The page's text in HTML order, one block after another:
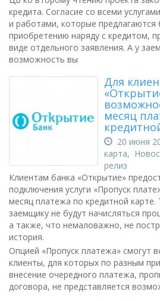
кредита. Согласие со всеми
и работами, которые
приобретению наряду с кредитом,
виде отдельного заявления. А у
возможность вы
Для
месяц
20 июня
карта,
релиз
Клиентам банка «Открытие»
подключения услуги «Пропуск
месяц платежа по кредитной
заемщику не будут начисляться
а также, что немаловажно, не
история.
Опцией «Пропуск платежа» смогут
клиенты, для которых по разным
внесение очередного платежа,
договора, не представляется